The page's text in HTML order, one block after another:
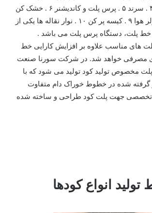
میکسر ۳ . مگنت ۴ . سرند ۵ . پرس پلت و کاندیشنر ۶ . خشک کن
۷ . سرد کن ۸ . کولر هوا ۹ . کیسه پر کن ۱۰ . نوار نقاله ها یکی از
خط پلت، دستگاه پرس پلت می باشد .
های مناسب علاوه بر افزایش کارایی خط
مصرفی خواهد شد. در شرکت سورنا صنعت
مخصوص تولید کود تولید می شود که با
گرفته شده در خطوط خوراک دام متفاوت
جهت پلت کود طراحی و ساخته شده
تولید انواع کودها